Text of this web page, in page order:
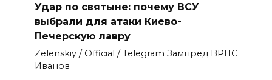
Удар по святыне: почему ВСУ
выбрали для атаки Киево-
Печерскую лавру
Zеlеnskiу / Оfficiаl / Telegram Зампред ВРНС
Иванов